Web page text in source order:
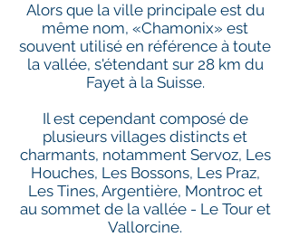
Alors que la ville principale est du
même nom, «Chamonix» est
souvent utilisé en référence à toute
la vallée, s'étendant sur 28 km du
Fayet à la Suisse.
Il est cependant composé de
plusieurs villages distincts et
charmants, notamment Servoz, Les
Houches, Les Bossons, Les Praz,
Les Tines, Argentière, Montroc et
au sommet de la vallée - Le Tour et
Vallorcine.